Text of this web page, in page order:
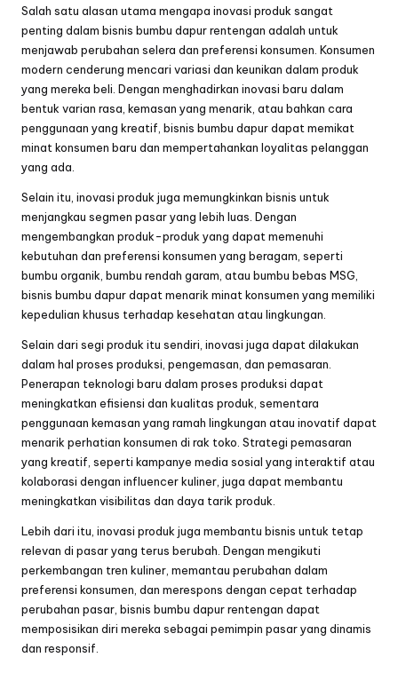
Salah satu alasan utama mengapa inovasi produk sangat
penting dalam bisnis bumbu dapur rentengan adalah untuk
menjawab perubahan selera dan preferensi konsumen. Konsumen
modern cenderung mencari variasi dan keunikan dalam produk
yang mereka beli. Dengan menghadirkan inovasi baru dalam
bentuk varian rasa, kemasan yang menarik, atau bahkan cara
penggunaan yang kreatif, bisnis bumbu dapur dapat memikat
minat konsumen baru dan mempertahankan loyalitas pelanggan
yang ada.
Selain itu, inovasi produk juga memungkinkan bisnis untuk
menjangkau segmen pasar yang lebih luas. Dengan
mengembangkan produk-produk yang dapat memenuhi
kebutuhan dan preferensi konsumen yang beragam, seperti
bumbu organik, bumbu rendah garam, atau bumbu bebas MSG,
bisnis bumbu dapur dapat menarik minat konsumen yang memiliki
kepedulian khusus terhadap kesehatan atau lingkungan.
Selain dari segi produk itu sendiri, inovasi juga dapat dilakukan
dalam hal proses produksi, pengemasan, dan pemasaran.
Penerapan teknologi baru dalam proses produksi dapat
meningkatkan efisiensi dan kualitas produk, sementara
penggunaan kemasan yang ramah lingkungan atau inovatif dapat
menarik perhatian konsumen di rak toko. Strategi pemasaran
yang kreatif, seperti kampanye media sosial yang interaktif atau
kolaborasi dengan influencer kuliner, juga dapat membantu
meningkatkan visibilitas dan daya tarik produk.
Lebih dari itu, inovasi produk juga membantu bisnis untuk tetap
relevan di pasar yang terus berubah. Dengan mengikuti
perkembangan tren kuliner, memantau perubahan dalam
preferensi konsumen, dan merespons dengan cepat terhadap
perubahan pasar, bisnis bumbu dapur rentengan dapat
memposisikan diri mereka sebagai pemimpin pasar yang dinamis
dan responsif.